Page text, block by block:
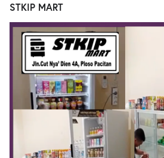
STKIP MART